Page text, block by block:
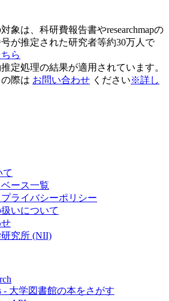
象は、科研費報告書やresearchmapの
が推定された研究者等約30万人で
ら
定処理の結果が適用されています。
際は お問い合わせ ください※詳し
て
ース一覧
ライバシーポリシー
いについて
究所 (NII)
- 大学図書館の本をさがす